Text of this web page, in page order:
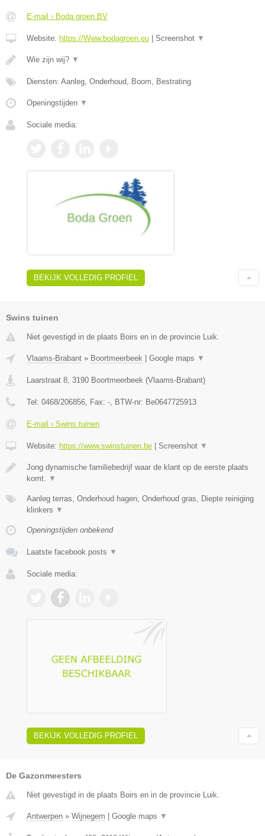
E-mail › Boda groen BV
Website: https://Www.bodagroen.eu Screenshot ▼
Wie zijn wij? ▼
Diensten: Aanleg, Onderhoud, Boom, Bestrating
Openingstijden ▼
Sociale media:
BEKIJK VOLLEDIG PROFIEL
Swins tuinen
Niet gevestigd in de plaats Boirs en in de provincie Luik.
Vlaams-Brabant » Boortmeerbeek Google maps ▼
Laarstraat 8, 3190 Boortmeerbeek (Vlaams-Brabant)
Tel: 0468/206856, Fax: -, BTW-nr: Be0647725913
E-mail › Swins tuinen
Website: https://www.swinstuinen.be Screenshot ▼
Jong dynamische familiebedrijf waar de klant op de eerste plaats
komt. ▼
Aanleg terras, Onderhoud hagen, Onderhoud gras, Diepte reiniging
klinkers ▼
Openingstijden onbekend
Laatste facebook posts ▼
Sociale media:
BEKIJK VOLLEDIG PROFIEL
De Gazonmeesters
Niet gevestigd in de plaats Boirs en in de provincie Luik.
Antwerpen » Wijnegem Google maps ▼